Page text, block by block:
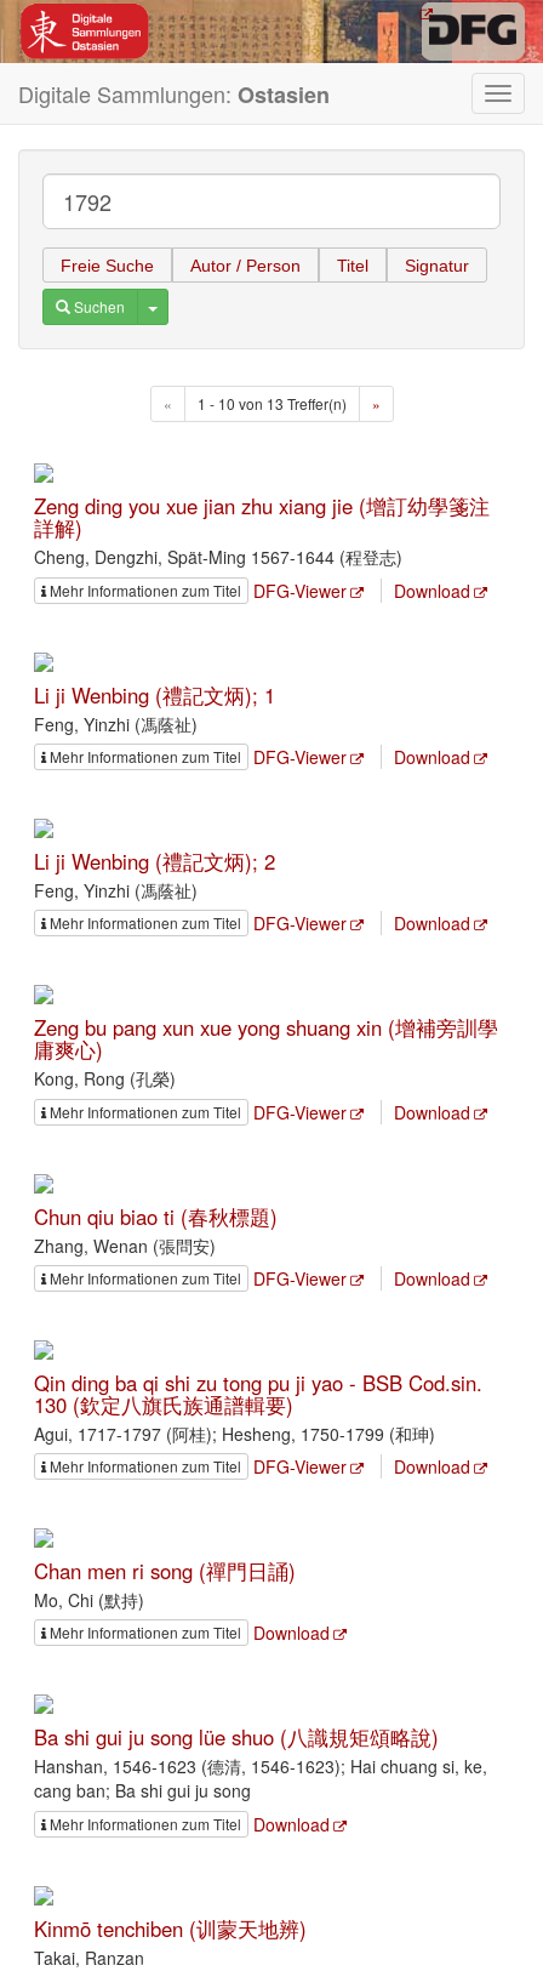
Digitale Sammlungen: Ostasien
Freie Suche Autor / Person Titel Signatur
Suchen Toggle Dropdown
« 1 - 10 von 13 Treffer(n) »
Zeng ding you xue jian zhu xiang jie (增訂幼學箋注
詳解)
Cheng, Dengzhi, Spät-Ming 1567-1644 (程登志)
Mehr Informationen zum Titel DFG-Viewer Download
Li ji Wenbing (禮記文炳); 1
Feng, Yinzhi (馮蔭祉)
Mehr Informationen zum Titel DFG-Viewer Download
Li ji Wenbing (禮記文炳); 2
Feng, Yinzhi (馮蔭祉)
Mehr Informationen zum Titel DFG-Viewer Download
Zeng bu pang xun xue yong shuang xin (增補旁訓學
庸爽心)
Kong, Rong (孔榮)
Mehr Informationen zum Titel DFG-Viewer Download
Chun qiu biao ti (春秋標題)
Zhang, Wenan (張問安)
Mehr Informationen zum Titel DFG-Viewer Download
Qin ding ba qi shi zu tong pu ji yao - BSB Cod.sin.
130 (欽定八旗氏族通譜輯要)
Agui, 1717-1797 (阿桂); Hesheng, 1750-1799 (和珅)
Mehr Informationen zum Titel DFG-Viewer Download
Chan men ri song (禪門日誦)
Mo, Chi (默持)
Mehr Informationen zum Titel Download
Ba shi gui ju song lüe shuo (八識規矩頌略說)
Hanshan, 1546-1623 (德清, 1546-1623); Hai chuang si, ke,
cang ban; Ba shi gui ju song
Mehr Informationen zum Titel Download
Kinmō tenchiben (训蒙天地辨)
Takai, Ranzan